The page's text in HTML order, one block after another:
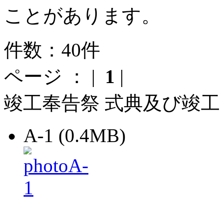
ことがあります。
件数：40件
ページ ： | 1 |
竣工奉告祭 式典及び竣
A-1 (0.4MB)